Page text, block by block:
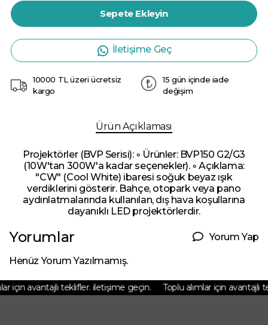
Sepete Ekleyin
İletişime Geç
10000 TL üzeri ücretsiz
kargo
15 gün içinde iade
değişim
Ürün Açıklaması
Projektörler (BVP Serisi): ◦ Ürünler: BVP150 G2/G3
(10W'tan 300W'a kadar seçenekler). ◦ Açıklama:
"CW" (Cool White) ibaresi soğuk beyaz ışık
verdiklerini gösterir. Bahçe, otopark veya pano
aydınlatmalarında kullanılan, dış hava koşullarına
dayanıklı LED projektörlerdir.
Yorumlar Yorum Yap
Henüz Yorum Yazılmamış.
için avantajlı teklifler. iletişime geçin. Toplu alımlar için avantajlı